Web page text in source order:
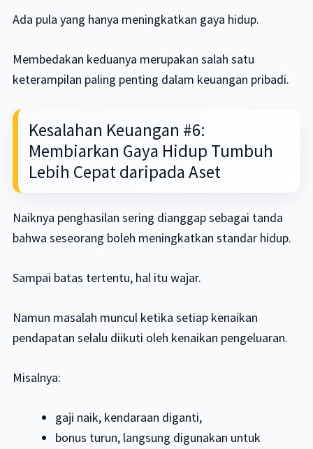
Ada pula yang hanya meningkatkan gaya hidup.
Membedakan keduanya merupakan salah satu
keterampilan paling penting dalam keuangan pribadi.
Kesalahan Keuangan #6:
Membiarkan Gaya Hidup Tumbuh
Lebih Cepat daripada Aset
Naiknya penghasilan sering dianggap sebagai tanda
bahwa seseorang boleh meningkatkan standar hidup.
Sampai batas tertentu, hal itu wajar.
Namun masalah muncul ketika setiap kenaikan
pendapatan selalu diikuti oleh kenaikan pengeluaran.
Misalnya:
gaji naik, kendaraan diganti,
bonus turun, langsung digunakan untuk